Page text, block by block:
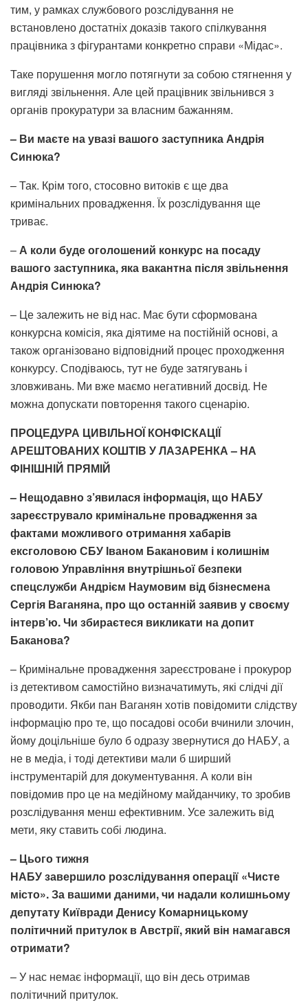
тим, у рамках службового розслідування не
встановлено достатніх доказів такого спілкування
працівника з фігурантами конкретно справи «Мідас».
Таке порушення могло потягнути за собою стягнення у
вигляді звільнення. Але цей працівник звільнився з
органів прокуратури за власним бажанням.
– Ви маєте на увазі вашого заступника Андрія
Синюка?
– Так. Крім того, стосовно витоків є ще два
кримінальних провадження. Їх розслідування ще
триває.
–А коли буде оголошений конкурс на посаду
вашого заступника, яка вакантна після звільнення
Андрія Синюка?
– Це залежить не від нас. Має бути сформована
конкурсна комісія, яка діятиме на постійній основі, а
також організовано відповідний процес проходження
конкурсу. Сподіваюсь, тут не буде затягувань і
зловживань. Ми вже маємо негативний досвід. Не
можна допускати повторення такого сценарію.
ПРОЦЕДУРА ЦИВІЛЬНОЇ КОНФІСКАЦІЇ
АРЕШТОВАНИХ КОШТІВ У ЛАЗАРЕНКА – НА
ФІНІШНІЙ ПРЯМІЙ
– Нещодавно з’явилася інформація, що НАБУ
зареєструвало кримінальне провадження за
фактами можливого отримання хабарів
ексголовою СБУ Іваном Бакановим і колишнім
головою Управління внутрішньої безпеки
спецслужби Андрієм Наумовим від бізнесмена
Сергія Ваганяна, про що останній заявив у своєму
інтерв’ю. Чи збираєтеся викликати на допит
Баканова?
– Кримінальне провадження зареєстроване і прокурор
із детективом самостійно визначатимуть, які слідчі дії
проводити. Якби пан Ваганян хотів повідомити слідству
інформацію про те, що посадові особи вчинили злочин,
йому доцільніше було б одразу звернутися до НАБУ, а
не в медіа, і тоді детективи мали б ширший
інструментарій для документування. А коли він
повідомив про це на медійному майданчику, то зробив
розслідування менш ефективним. Усе залежить від
мети, яку ставить собі людина.
– Цього тижня
НАБУ завершило розслідування операції «Чисте
місто». За вашими даними, чи надали колишньому
депутату Київради Денису Комарницькому
політичний притулок в Австрії, який він намагався
отримати?
– У нас немає інформації, що він десь отримав
політичний притулок.